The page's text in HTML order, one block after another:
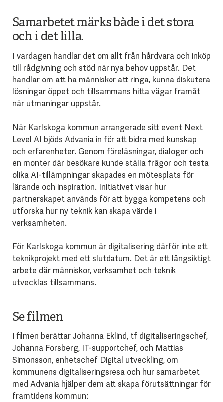
Samarbetet märks både i det stora
och i det lilla.
I vardagen handlar det om allt från hårdvara och inköp
till rådgivning och stöd när nya behov uppstår. Det
handlar om att ha människor att ringa, kunna diskutera
lösningar öppet och tillsammans hitta vägar framåt
när utmaningar uppstår.
När Karlskoga kommun arrangerade sitt event Next
Level AI bjöds Advania in för att bidra med kunskap
och erfarenheter. Genom föreläsningar, dialoger och
en monter där besökare kunde ställa frågor och testa
olika AI-tillämpningar skapades en mötesplats för
lärande och inspiration. Initiativet visar hur
partnerskapet används för att bygga kompetens och
utforska hur ny teknik kan skapa värde i
verksamheten.
För Karlskoga kommun är digitalisering därför inte ett
teknikprojekt med ett slutdatum. Det är ett långsiktigt
arbete där människor, verksamhet och teknik
utvecklas tillsammans.
Se filmen
I filmen berättar Johanna Eklind, tf digitaliseringschef,
Johanna Forsberg, IT-supportchef, och Mattias
Simonsson, enhetschef Digital utveckling, om
kommunens digitaliseringsresa och hur samarbetet
med Advania hjälper dem att skapa förutsättningar för
framtidens kommun: